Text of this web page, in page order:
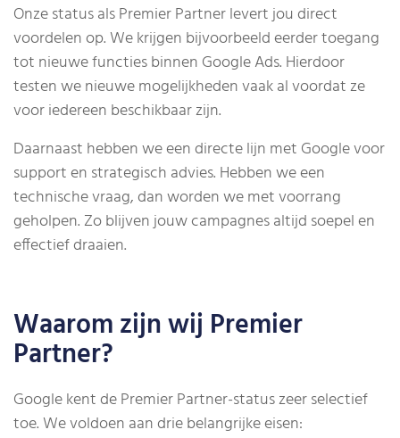
Onze status als Premier Partner levert jou direct
voordelen op. We krijgen bijvoorbeeld eerder toegang
tot nieuwe functies binnen Google Ads. Hierdoor
testen we nieuwe mogelijkheden vaak al voordat ze
voor iedereen beschikbaar zijn.
Daarnaast hebben we een directe lijn met Google voor
support en strategisch advies. Hebben we een
technische vraag, dan worden we met voorrang
geholpen. Zo blijven jouw campagnes altijd soepel en
effectief draaien.
Waarom zijn wij Premier
Partner?
Google kent de Premier Partner-status zeer selectief
toe. We voldoen aan drie belangrijke eisen: